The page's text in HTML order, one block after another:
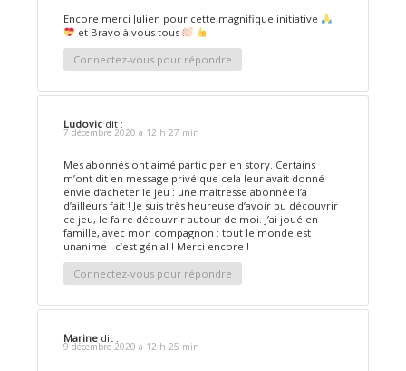
Encore merci Julien pour cette magnifique initiative
et Bravo à vous tous
Connectez-vous pour répondre
Ludovic dit :
7 décembre 2020 à 12 h 27 min
Mes abonnés ont aimé participer en story. Certains
m’ont dit en message privé que cela leur avait donné
envie d’acheter le jeu : une maitresse abonnée l’a
d’ailleurs fait ! Je suis très heureuse d’avoir pu découvrir
ce jeu, le faire découvrir autour de moi. J’ai joué en
famille, avec mon compagnon : tout le monde est
unanime : c’est génial ! Merci encore !
Connectez-vous pour répondre
Marine dit :
9 décembre 2020 à 12 h 25 min